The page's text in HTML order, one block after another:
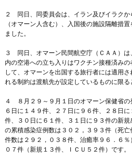
２ 同日、同委員会は、イラン及びイラクか
（オマーン人含む）、入国後の施設隔離措
ました。
３ 同日、オマーン民間航空庁（ＣＡＡ）は
内の空港への立ち入りはワクチン接種済み
して、オマーンを出国する旅行者には適用
れる制約は渡航先が設定しているものに限る
４ ８月２９～９月１日のオマーン保健省の
６日に１４９件、２７日に９６件、２８日
件、３０日に６１件、３１日に９３件の新
の累積感染症例数は３０２，３９３件（死
件数は２９２，０３８件、治癒率９６．６％
０７件（新規１３件、ＩＣＵ５２件）です。